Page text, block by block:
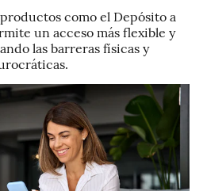
como el Depósito a
un acceso más flexible y
las barreras físicas y